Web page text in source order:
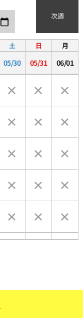
次週
土
05/30
日
05/31
月
06/01